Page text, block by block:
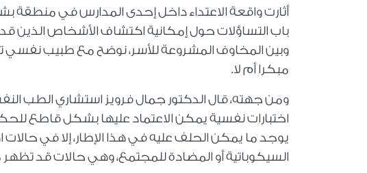
أثارت واقعة الاعتداء داخل إحدى المدارس في منطقة
باب التساؤلات حول إمكانية اكتشاف الأشخاص الذين
وبين المخاوف المشروعة للأسر، نوضح مع طبيب
مبكرا أم لا.
ومن جهته، قال الدكتور جمال فرويز استشاري الطب
اختبارات نفسية يمكن الاعتماد عليها بشكل قاطع
يوجد ما يمكن الحلف عليه في هذا الإطار، إلا في
السيكوباتية أو المضادة للمجتمع، وهي حالات قد